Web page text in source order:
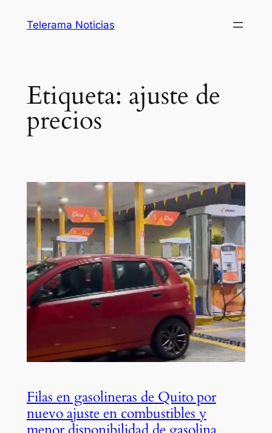
Telerama Noticias
Etiqueta: ajuste de
precios
Filas en gasolineras de Quito por
nuevo ajuste en combustibles y